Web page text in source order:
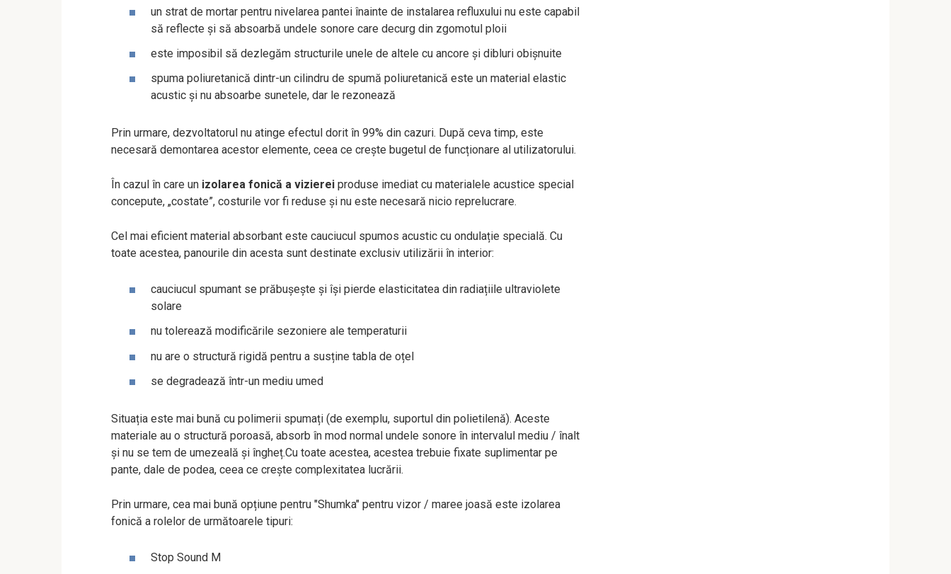
un strat de mortar pentru nivelarea pantei înainte de instalarea refluxului nu este capabil
să reflecte și să absoarbă undele sonore care decurg din zgomotul ploii
este imposibil să dezlegăm structurile unele de altele cu ancore și dibluri obișnuite
spuma poliuretanică dintr-un cilindru de spumă poliuretanică este un material elastic
acustic și nu absoarbe sunetele, dar le rezonează
Prin urmare, dezvoltatorul nu atinge efectul dorit în 99% din cazuri. După ceva timp, este
necesară demontarea acestor elemente, ceea ce crește bugetul de funcționare al utilizatorului.
În cazul în care un izolarea fonică a vizierei produse imediat cu materialele acustice special
concepute, „costate”, costurile vor fi reduse și nu este necesară nicio reprelucrare.
Cel mai eficient material absorbant este cauciucul spumos acustic cu ondulație specială. Cu
toate acestea, panourile din acesta sunt destinate exclusiv utilizării în interior:
cauciucul spumant se prăbușește și își pierde elasticitatea din radiațiile ultraviolete
solare
nu tolerează modificările sezoniere ale temperaturii
nu are o structură rigidă pentru a susține tabla de oțel
se degradează într-un mediu umed
Situația este mai bună cu polimerii spumați (de exemplu, suportul din polietilenă). Aceste
materiale au o structură poroasă, absorb în mod normal undele sonore în intervalul mediu / înalt
și nu se tem de umezeală și îngheț.Cu toate acestea, acestea trebuie fixate suplimentar pe
pante, dale de podea, ceea ce crește complexitatea lucrării.
Prin urmare, cea mai bună opțiune pentru "Shumka" pentru vizor / maree joasă este izolarea
fonică a rolelor de următoarele tipuri:
Stop Sound M